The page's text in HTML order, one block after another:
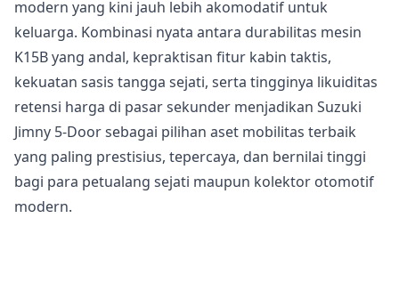
modern yang kini jauh lebih akomodatif untuk
keluarga. Kombinasi nyata antara durabilitas mesin
K15B yang andal, kepraktisan fitur kabin taktis,
kekuatan sasis tangga sejati, serta tingginya likuiditas
retensi harga di pasar sekunder menjadikan Suzuki
Jimny 5-Door sebagai pilihan aset mobilitas terbaik
yang paling prestisius, tepercaya, dan bernilai tinggi
bagi para petualang sejati maupun kolektor otomotif
modern.